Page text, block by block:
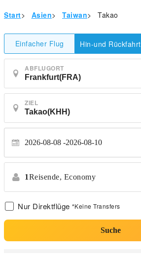
Start> Asien> Taiwan> Takao
Einfacher Flug Hin-und Rückfahrt
ABFLUGORT
ZIEL
2026-08-08 2026-08-10
1Reisende, Economy
Nur Direktflüge *Keine Transfers
Suche